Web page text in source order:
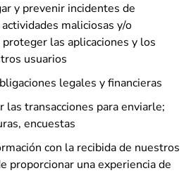
y prevenir incidentes de
maliciosas y/o
las aplicaciones y los
usuarios
legales y financieras
las transacciones para enviarle;
encuestas
con la recibida de nuestros
proporcionar una experiencia de